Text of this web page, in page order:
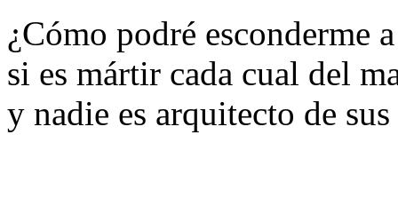
¿Cómo podré esconderme
si es mártir cada cual del
y nadie es arquitecto de sus